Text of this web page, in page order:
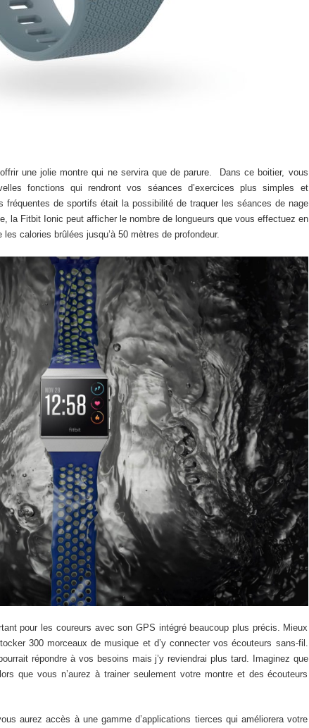
une jolie montre qui ne servira que de parure. Dans ce boitier, vous
fonctions qui rendront vos séances d’exercices plus simples et
fréquentes de sportifs était la possibilité de traquer les séances de nage
la Fitbit Ionic peut afficher le nombre de longueurs que vous effectuez en
calories brûlées jusqu’à 50 mètres de profondeur.
pour les coureurs avec son GPS intégré beaucoup plus précis. Mieux
300 morceaux de musique et d’y connecter vos écouteurs sans-fil.
répondre à vos besoins mais j’y reviendrai plus tard. Imaginez que
que vous n’aurez à trainer seulement votre montre et des écouteurs
aurez accès à une gamme d’applications tierces qui améliorera votre